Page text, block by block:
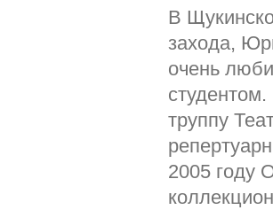
В
захода,
очень
труппу
2005 году